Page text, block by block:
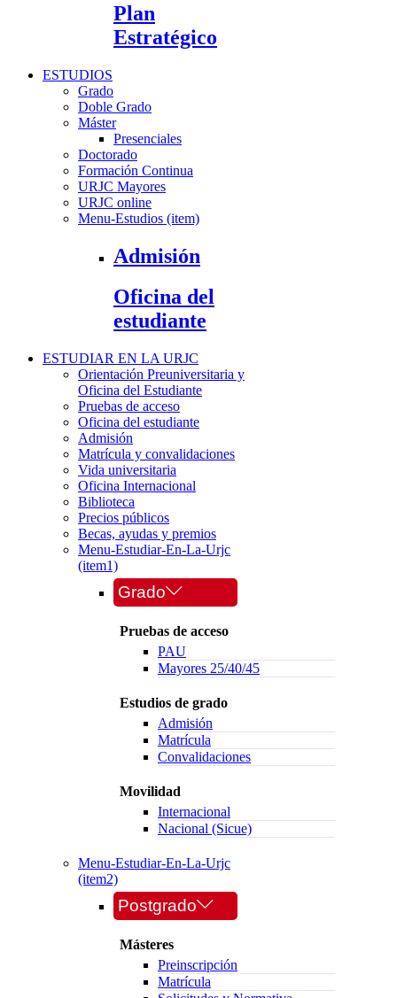
Plan
Estratégico
ESTUDIOS
Grado
Doble Grado
Máster
Presenciales
Doctorado
Formación Continua
URJC Mayores
URJC online
Menu-Estudios (item)
Admisión
Oficina del
estudiante
ESTUDIAR EN LA URJC
Orientación Preuniversitaria y
Oficina del Estudiante
Pruebas de acceso
Oficina del estudiante
Admisión
Matrícula y convalidaciones
Vida universitaria
Oficina Internacional
Biblioteca
Precios públicos
Becas, ayudas y premios
Menu-Estudiar-En-La-Urjc
(item1)
Grado
Pruebas de acceso
PAU
Mayores 25/40/45
Estudios de grado
Admisión
Matrícula
Convalidaciones
Movilidad
Internacional
Nacional (Sicue)
Menu-Estudiar-En-La-Urjc
(item2)
Postgrado
Másteres
Preinscripción
Matrícula